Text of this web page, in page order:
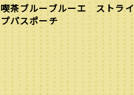
喫茶ブルーブルーエ ストライ
プパスポーチ